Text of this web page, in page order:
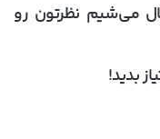
می‌شیم نظرتون رو
بدید!